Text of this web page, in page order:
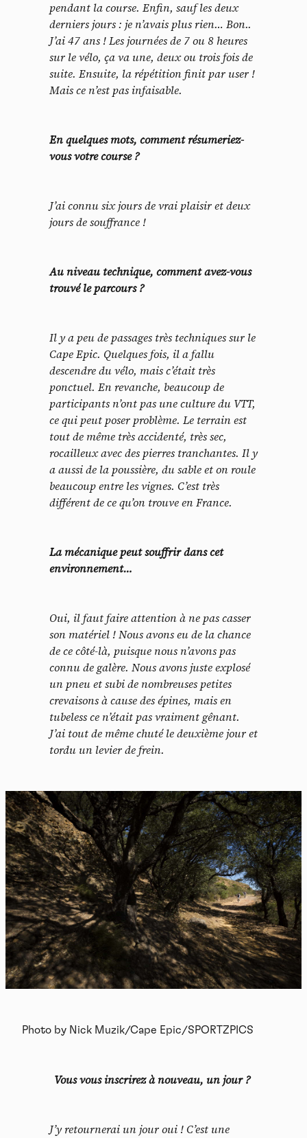
pendant la course. Enfin, sauf les deux
derniers jours : je n’avais plus rien… Bon..
J’ai 47 ans ! Les journées de 7 ou 8 heures
sur le vélo, ça va une, deux ou trois fois de
suite. Ensuite, la répétition finit par user !
Mais ce n’est pas infaisable.
En quelques mots, comment résumeriez-
vous votre course ?
J’ai connu six jours de vrai plaisir et deux
jours de souffrance !
Au niveau technique, comment avez-vous
trouvé le parcours ?
Il y a peu de passages très techniques sur le
Cape Epic. Quelques fois, il a fallu
descendre du vélo, mais c’était très
ponctuel. En revanche, beaucoup de
participants n’ont pas une culture du VTT,
ce qui peut poser problème. Le terrain est
tout de même très accidenté, très sec,
rocailleux avec des pierres tranchantes. Il y
a aussi de la poussière, du sable et on roule
beaucoup entre les vignes. C’est très
différent de ce qu’on trouve en France.
La mécanique peut souffrir dans cet
environnement…
Oui, il faut faire attention à ne pas casser
son matériel ! Nous avons eu de la chance
de ce côté-là, puisque nous n’avons pas
connu de galère. Nous avons juste explosé
un pneu et subi de nombreuses petites
crevaisons à cause des épines, mais en
tubeless ce n’était pas vraiment gênant.
J’ai tout de même chuté le deuxième jour et
tordu un levier de frein.
Photo by Nick Muzik/Cape Epic/SPORTZPICS
Vous vous inscrirez à nouveau, un jour ?
J’y retournerai un jour oui ! C’est une